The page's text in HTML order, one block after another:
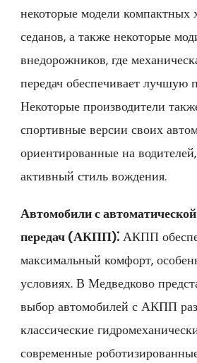
некоторые модели компактных
седанов‚ а также некоторые
внедорожников‚ где
передач обеспечивает лучшую
Некоторые производители
спортивные версии своих
ориентированные на
активный стиль вождения.
Автомобили с
передач (АКПП)⁚ АКПП
максимальный комфорт‚
условиях. В Медведково
выбор автомобилей с АКПП
классические
современные